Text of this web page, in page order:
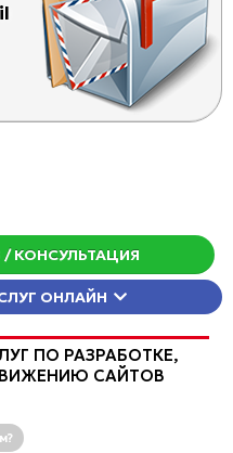
/ КОНСУЛЬТАЦИЯ
ОНЛАЙН
ПО РАЗРАБОТКЕ,
САЙТОВ